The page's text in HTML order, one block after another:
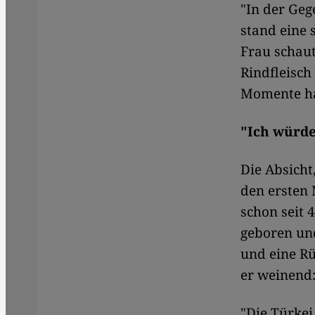
"In der
stand eine
Frau
Momente
"Ich
Die
den ersten
schon seit
geboren
und eine
er weinend: